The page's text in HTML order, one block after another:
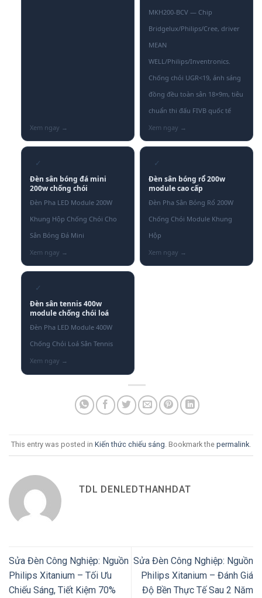
MKH200-BCV — Chip
Bridgelux/Philips/Cree, driver
MEAN
WELL/Philips/Inventronics.
Chống chói UGR<19, ánh sáng
đồng đều toàn sân 18×9m, tiêu
chuẩn thi đấu FIVB quốc tế
✓
Đèn sân bóng đá mini
200w chống chói
Đèn Pha LED Module 200W
Khung Hộp Chống Chói Cho
Sân Bóng Đá Mini
✓
Đèn sân bóng rổ 200w
module cao cấp
Đèn Pha Sân Bóng Rổ 200W
Chống Chói Module Khung
Hộp
✓
Đèn sân tennis 400w
module chống chói loá
Đèn Pha LED Module 400W
Chống Chói Loá Sân Tennis
This entry was posted in Kiến thức chiếu sáng . Bookmark the permalink
TDL DENLEDTHANHDAT
Sửa Đèn Công Nghiệp: Nguồn
Philips Xitanium – Tối Ưu
Chiếu Sáng, Tiết Kiệm 70%
Sửa Đèn Công Nghiệp: Nguồn
Philips Xitanium – Đánh Giá
Độ Bền Thực Tế Sau 2 Năm